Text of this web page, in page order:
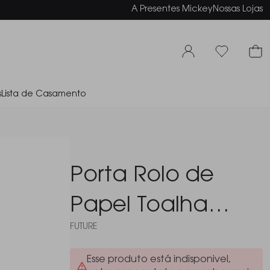
A Presentes MickeyNossas Lojas
Lista de Casamento
Porta Rolo de
Papel Toalha
Future Vantaggio
FUTURE
Esse produto está indisponivel,